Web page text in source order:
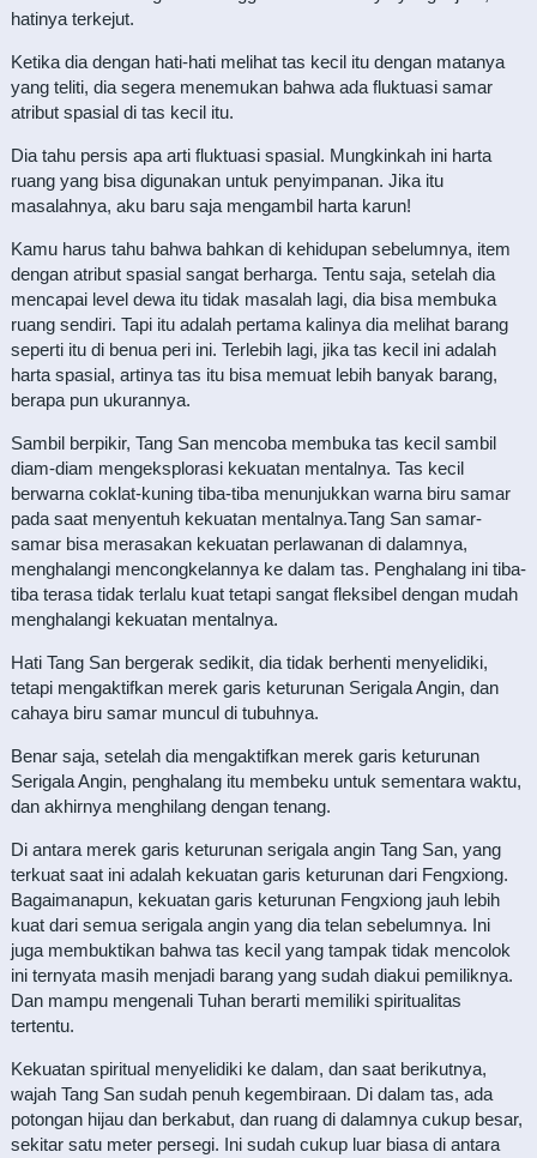
hatinya terkejut.
Ketika dia dengan hati-hati melihat tas kecil itu dengan matanya
yang teliti, dia segera menemukan bahwa ada fluktuasi samar
atribut spasial di tas kecil itu.
Dia tahu persis apa arti fluktuasi spasial. Mungkinkah ini harta
ruang yang bisa digunakan untuk penyimpanan. Jika itu
masalahnya, aku baru saja mengambil harta karun!
Kamu harus tahu bahwa bahkan di kehidupan sebelumnya, item
dengan atribut spasial sangat berharga. Tentu saja, setelah dia
mencapai level dewa itu tidak masalah lagi, dia bisa membuka
ruang sendiri. Tapi itu adalah pertama kalinya dia melihat barang
seperti itu di benua peri ini. Terlebih lagi, jika tas kecil ini adalah
harta spasial, artinya tas itu bisa memuat lebih banyak barang,
berapa pun ukurannya.
Sambil berpikir, Tang San mencoba membuka tas kecil sambil
diam-diam mengeksplorasi kekuatan mentalnya. Tas kecil
berwarna coklat-kuning tiba-tiba menunjukkan warna biru samar
pada saat menyentuh kekuatan mentalnya.Tang San samar-
samar bisa merasakan kekuatan perlawanan di dalamnya,
menghalangi mencongkelannya ke dalam tas. Penghalang ini tiba-
tiba terasa tidak terlalu kuat tetapi sangat fleksibel dengan mudah
menghalangi kekuatan mentalnya.
Hati Tang San bergerak sedikit, dia tidak berhenti menyelidiki,
tetapi mengaktifkan merek garis keturunan Serigala Angin, dan
cahaya biru samar muncul di tubuhnya.
Benar saja, setelah dia mengaktifkan merek garis keturunan
Serigala Angin, penghalang itu membeku untuk sementara waktu,
dan akhirnya menghilang dengan tenang.
Di antara merek garis keturunan serigala angin Tang San, yang
terkuat saat ini adalah kekuatan garis keturunan dari Fengxiong.
Bagaimanapun, kekuatan garis keturunan Fengxiong jauh lebih
kuat dari semua serigala angin yang dia telan sebelumnya. Ini
juga membuktikan bahwa tas kecil yang tampak tidak mencolok
ini ternyata masih menjadi barang yang sudah diakui pemiliknya.
Dan mampu mengenali Tuhan berarti memiliki spiritualitas
tertentu.
Kekuatan spiritual menyelidiki ke dalam, dan saat berikutnya,
wajah Tang San sudah penuh kegembiraan. Di dalam tas, ada
potongan hijau dan berkabut, dan ruang di dalamnya cukup besar,
sekitar satu meter persegi. Ini sudah cukup luar biasa di antara